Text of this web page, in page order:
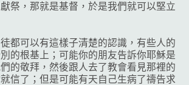
祭，那就是基督，於是我們就可以堅立
都可以有這樣子清楚的認識，有些人的
的根基上；可能你的朋友告訴你耶穌是
的敬拜，然後跟人去了教會看見那裡的
信了；但是可能有天自己生病了禱告求